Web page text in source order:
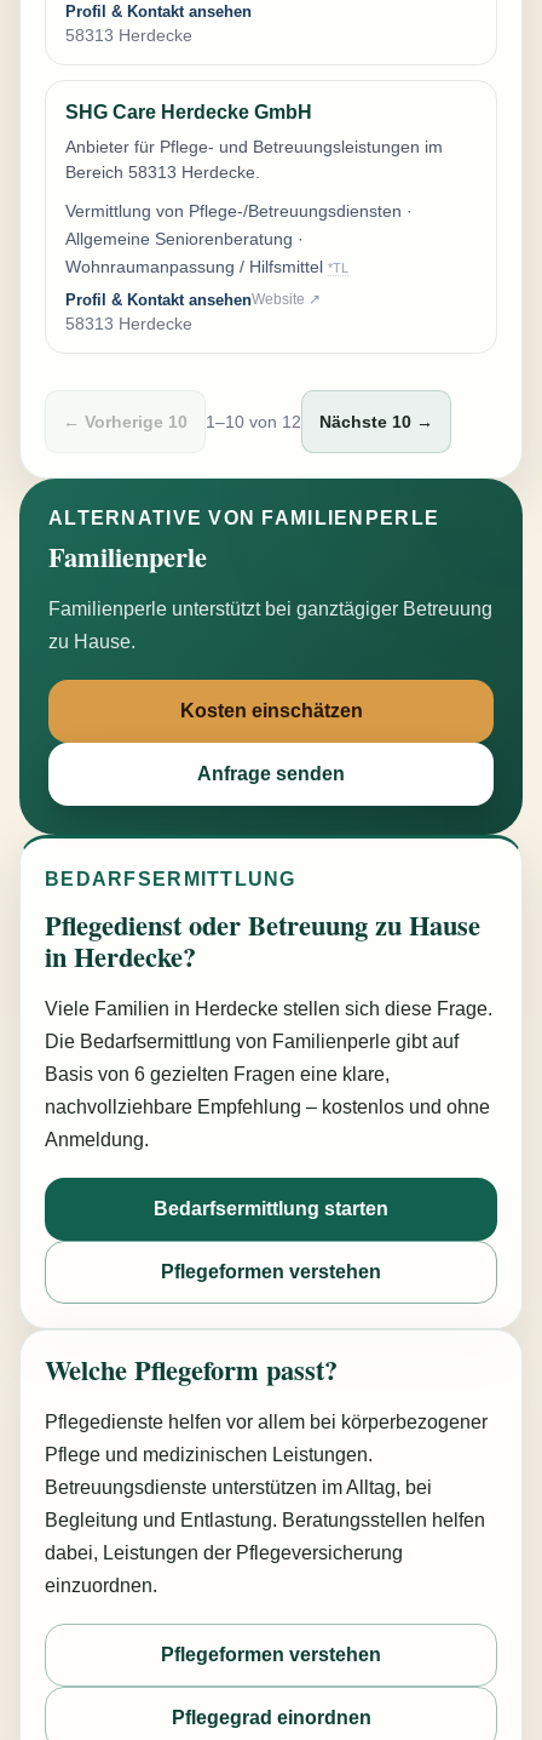
Profil & Kontakt ansehen
58313 Herdecke
SHG Care Herdecke GmbH
Anbieter für Pflege- und Betreuungsleistungen im
Bereich 58313 Herdecke.
Vermittlung von Pflege-/Betreuungsdiensten ·
Allgemeine Seniorenberatung ·
Wohnraumanpassung / Hilfsmittel *TL
Profil & Kontakt ansehenWebsite ↗
58313 Herdecke
← Vorherige 10 1–10 von 12 Nächste 10 →
ALTERNATIVE VON FAMILIENPERLE
Familienperle
Familienperle unterstützt bei ganztägiger Betreuung
zu Hause.
Kosten einschätzen
Anfrage senden
BEDARFSERMITTLUNG
Pflegedienst oder Betreuung zu Hause
in Herdecke?
Viele Familien in Herdecke stellen sich diese Frage.
Die Bedarfsermittlung von Familienperle gibt auf
Basis von 6 gezielten Fragen eine klare,
nachvollziehbare Empfehlung – kostenlos und ohne
Anmeldung.
Bedarfsermittlung starten
Pflegeformen verstehen
Welche Pflegeform passt?
Pflegedienste helfen vor allem bei körperbezogener
Pflege und medizinischen Leistungen.
Betreuungsdienste unterstützen im Alltag, bei
Begleitung und Entlastung. Beratungsstellen helfen
dabei, Leistungen der Pflegeversicherung
einzuordnen.
Pflegeformen verstehen
Pflegegrad einordnen